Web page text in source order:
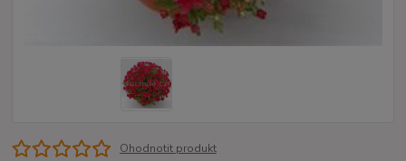
Ohodnotit produkt